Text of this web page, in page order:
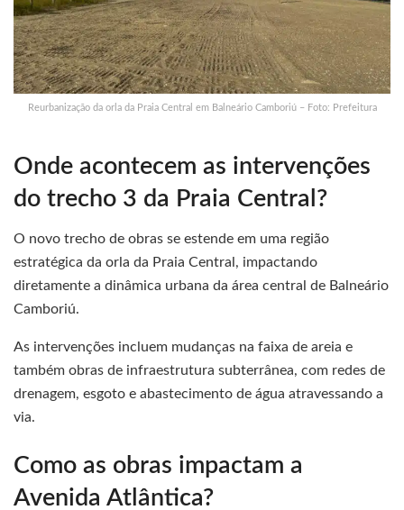
Reurbanização da orla da Praia Central em Balneário Camboriú – Foto: Prefeitura
Onde acontecem as intervenções
do trecho 3 da Praia Central?
O novo trecho de obras se estende em uma região
estratégica da orla da Praia Central, impactando
diretamente a dinâmica urbana da área central de Balneário
Camboriú.
As intervenções incluem mudanças na faixa de areia e
também obras de infraestrutura subterrânea, com redes de
drenagem, esgoto e abastecimento de água atravessando a
via.
Como as obras impactam a
Avenida Atlântica?